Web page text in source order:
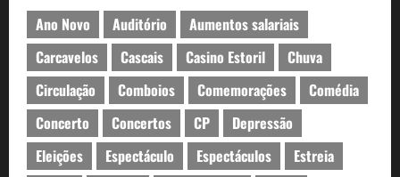
Ano Novo Auditório
Aumentos salariais
Carcavelos
Cascais Casino Estoril
Chuva
Circulação
Comboios Comemorações
Comédia
Concerto
Concertos CP
Depressão
Eleições
Espectáculo Espectáculos
Estreia